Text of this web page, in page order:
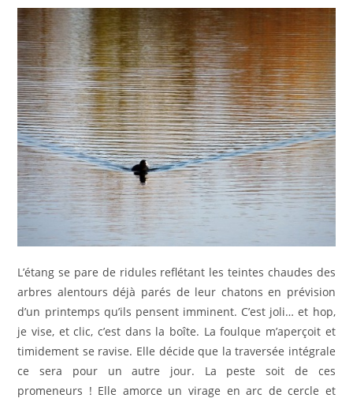
L’étang se pare de ridules reflétant les teintes chaudes des
arbres alentours déjà parés de leur chatons en prévision
d’un printemps qu’ils pensent imminent. C’est joli… et hop,
je vise, et clic, c’est dans la boîte. La foulque m’aperçoit et
timidement se ravise. Elle décide que la traversée intégrale
ce sera pour un autre jour. La peste soit de ces
promeneurs ! Elle amorce un virage en arc de cercle et